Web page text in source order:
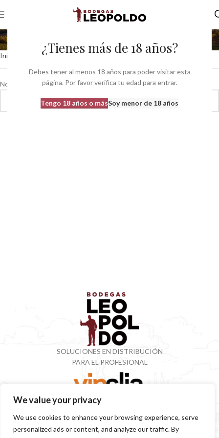
¿Tienes más de 18 años?
Debes tener al menos 18 años para poder visitar esta
página. Por favor verifica tu edad para entrar.
Tengo 18 años o másSoy menor de 18 años
We value your privacy
We use cookies to enhance your browsing experience, serve
personalized ads or content, and analyze our traffic. By
CEREZA
Inicio Caracteristica del producto CEREZA
No se han encontrado productos que coincidan con tu selección.
SOLUCIONES EN DISTRIBUCIÓN
PARA EL PROFESIONAL
EN VINOS Y DESTILADOS